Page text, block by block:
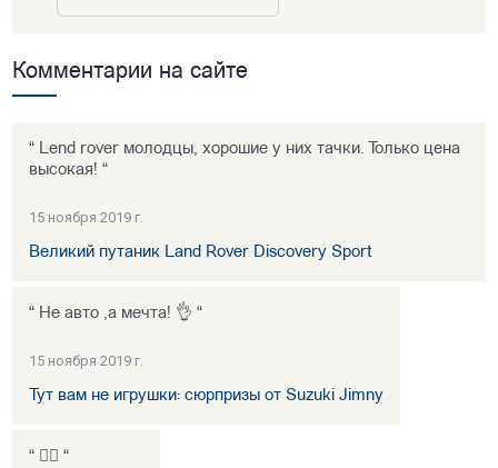
Комментарии на сайте
“ Lend rover молодцы, хорошие у них тачки. Только цена
высокая! “
15 ноября 2019 г.
Великий путаник Land Rover Discovery Sport
“ Не авто ,а мечта! 👌 “
15 ноября 2019 г.
Тут вам не игрушки: сюрпризы от Suzuki Jimny
“ 👍🏻 “